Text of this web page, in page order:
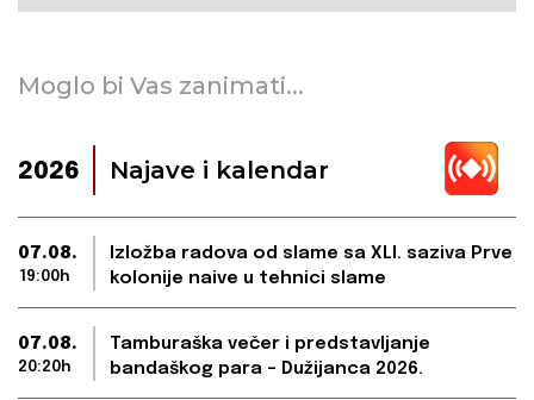
Moglo bi Vas zanimati...
2026 Najave i kalendar
07.08.
19:00h
Izložba radova od slame sa XLI. saziva Prve
kolonije naive u tehnici slame
07.08.
20:20h
Tamburaška večer i predstavljanje
bandaškog para – Dužijanca 2026.